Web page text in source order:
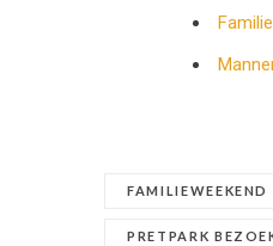
FAMILIEWEEKEND
PRETPARK